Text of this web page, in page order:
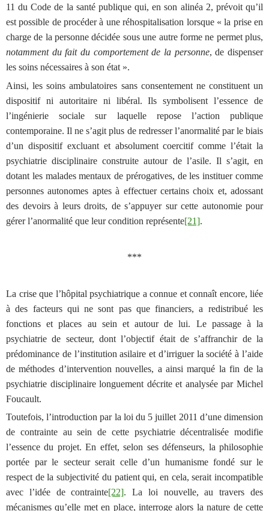
11 du Code de la santé publique qui, en son alinéa 2, prévoit qu’il
est possible de procéder à une réhospitalisation lorsque « la prise en
charge de la personne décidée sous une autre forme ne permet plus,
notamment du fait du comportement de la personne, de dispenser
les soins nécessaires à son état ».
Ainsi, les soins ambulatoires sans consentement ne constituent un
dispositif ni autoritaire ni libéral. Ils symbolisent l’essence de
l’ingénierie sociale sur laquelle repose l’action publique
contemporaine. Il ne s’agit plus de redresser l’anormalité par le biais
d’un dispositif excluant et absolument coercitif comme l’était la
psychiatrie disciplinaire construite autour de l’asile. Il s’agit, en
dotant les malades mentaux de prérogatives, de les instituer comme
personnes autonomes aptes à effectuer certains choix et, adossant
des devoirs à leurs droits, de s’appuyer sur cette autonomie pour
gérer l’anormalité que leur condition représente[21].
***
La crise que l’hôpital psychiatrique a connue et connaît encore, liée
à des facteurs qui ne sont pas que financiers, a redistribué les
fonctions et places au sein et autour de lui. Le passage à la
psychiatrie de secteur, dont l’objectif était de s’affranchir de la
prédominance de l’institution asilaire et d’irriguer la société à l’aide
de méthodes d’intervention nouvelles, a ainsi marqué la fin de la
psychiatrie disciplinaire longuement décrite et analysée par Michel
Foucault.
Toutefois, l’introduction par la loi du 5 juillet 2011 d’une dimension
de contrainte au sein de cette psychiatrie décentralisée modifie
l’essence du projet. En effet, selon ses défenseurs, la philosophie
portée par le secteur serait celle d’un humanisme fondé sur le
respect de la subjectivité du patient qui, en cela, serait incompatible
avec l’idée de contrainte[22]. La loi nouvelle, au travers des
mécanismes qu’elle met en place, interroge alors la nature de cette